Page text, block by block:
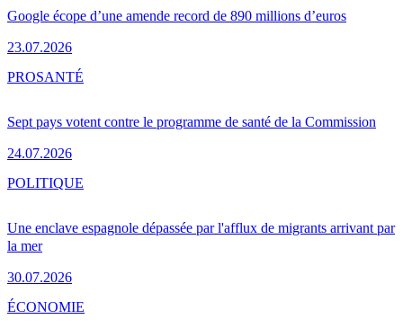
Google écope d’une amende record de 890 millions d’euros
23.07.2026
Sept pays votent contre le programme de santé de la Commission
24.07.2026
PROSANTÉ
Une enclave espagnole dépassée par l'afflux de migrants arrivant par
la mer
30.07.2026
POLITIQUE
ÉCONOMIE